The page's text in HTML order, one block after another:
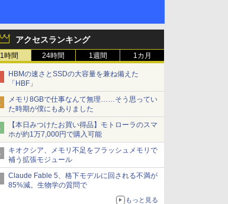
アクセスランキング
1時間 24時間 1週間 1カ月
HBMの速さとSSDの大容量を兼ね備えた
「HBF」
メモリ8GBで仕事なんて無理……そう思ってい
た時期が僕にもありました
【本日みつけたお買い得品】モトローラのスマ
ホが約1万7,000円で購入可能
キオクシア、メモリ不足をフラッシュメモリで
補う拡張モジュール
Claude Fable 5、格下モデルに回される不満が
85%減。生物学の質問で
もっと見る